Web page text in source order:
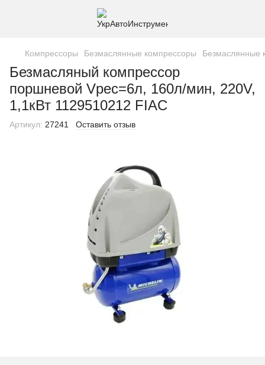
Компрессоры Безмаслянные компрессоры Безмаслянные
Безмасляный компрессор
поршневой Vрес=6л, 160л/мин, 220V,
1,1кВт 1129510212 FIAC
Артикул: 27241 Оставить отзыв